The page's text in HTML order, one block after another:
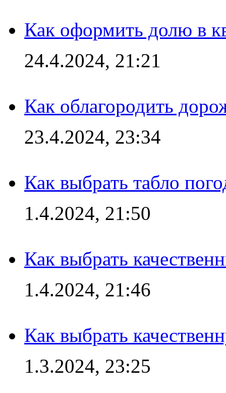
Как оформить долю в
24.4.2024, 21:21
Как облагородить
23.4.2024, 23:34
Как выбрать табло
1.4.2024, 21:50
Как выбрать
1.4.2024, 21:46
Как выбрать
1.3.2024, 23:25